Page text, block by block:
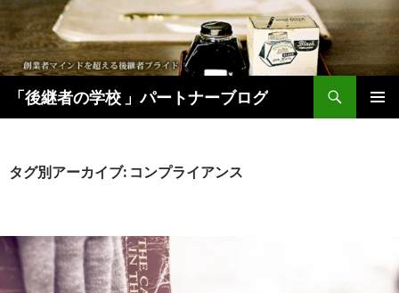
「後継者の学校 」パートナーブログ
検
ン
動
タグ別アーカイブ: コンプライアンス